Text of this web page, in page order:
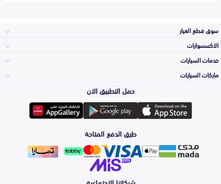
سوق قطع الغيار
المكائن، القيرات
وملحقاتها
الشمعات
والاصطبات (الاضاءة)
الفرامل والأقمشة
الاكسسوارات
لوازم الرحلات
اكسسوارات العناية
خدمات السيارات
الأكثر مبيعاً
التلميع والعناية
ماركات السيارات
تويوتا
هيونداي
حمل التطبيق الان
طرق الدفع المتاحة